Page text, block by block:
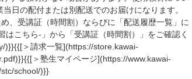
日の配付または別配送でのお届けになります。
、受講証（時間割）ならびに「配送履歴一覧」に
こちら-」から「受講証（時間割）」をご確認く
)}}{{[＞請求一覧](https://store.kawai-
＞塾生マイページ](https://www.kawai-
school/)}}